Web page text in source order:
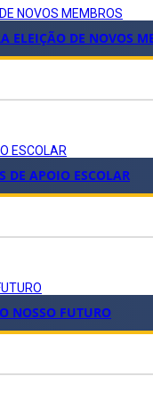
NOVOS MEMBROS
ELEIÇÃO DE NOVOS
ESCOLAR
DE APOIO ESCOLAR
NOSSO FUTURO